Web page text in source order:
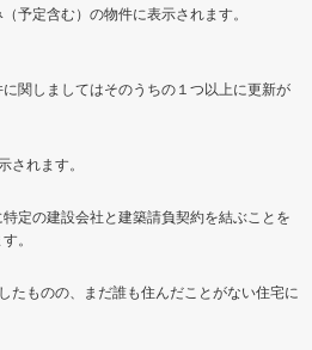
予定含む）の物件に表示されます。
関しましてはそのうちの１つ以上に更新が
れます。
定の建設会社と建築請負契約を結ぶことを
。
たものの、まだ誰も住んだことがない住宅に